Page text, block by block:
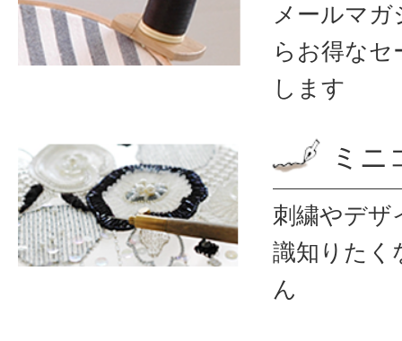
メールマ
ら お得なセ
します
ミニ
刺繍やデザ
識知りたく
ん